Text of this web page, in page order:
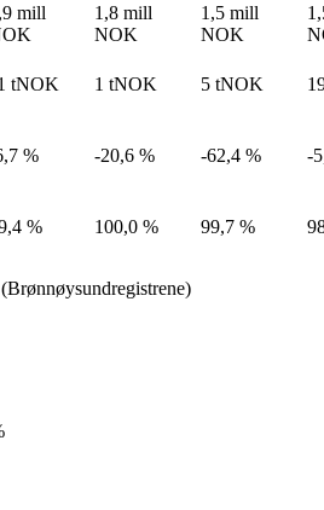
mill
1,8 mill
NOK
1,5 mill
NOK
tNOK 1 tNOK 5 tNOK
% -20,6 % -62,4 % -
%
100,0 % 99,7 %